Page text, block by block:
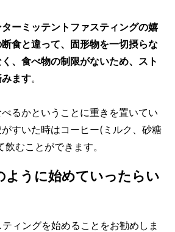
ーミッテントファスティングの嬉
食と違って、固形物を一切摂らな
、食べ物の制限がないため、スト
ます。
るかということに重きを置いてい
すいた時はコーヒー(ミルク、砂糖
むことができます。
ように始めていったらい
ィングを始めることをお勧めしま